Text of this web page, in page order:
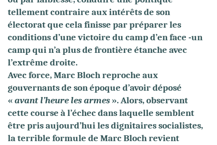
tellement contraire aux intérêts de son
électorat que cela finisse par préparer les
conditions d’une victoire du camp d’en face -un
camp qui n’a plus de frontière étanche avec
l’extrême droite.
Avec force, Marc Bloch reproche aux
gouvernants de son époque d’avoir déposé
«avant l’heure les armes ». Alors, observant
cette course à l’échec dans laquelle semblent
être pris aujourd’hui les dignitaires socialistes,
la terrible formule de Marc Bloch revient